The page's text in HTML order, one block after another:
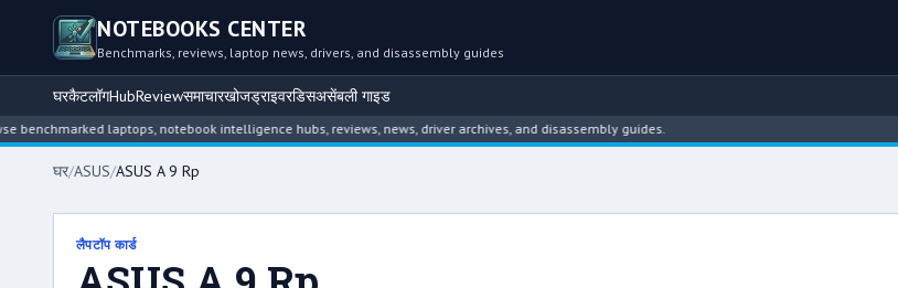
NOTEBOOKS CENTER
Benchmarks, reviews, laptop news, drivers, and disassembly guides
घरकैटलॉगHubReviewसमाचारखोजड्राइवरडिसअसेंबली गाइड
laptops, notebook intelligence hubs, reviews, news, driver archives, and disassembly guides.
घर/ASUS/ASUS A 9 Rp
लैपटॉप कार्ड